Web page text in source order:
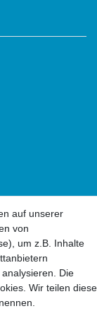
auf unserer
von
um z.B. Inhalte
Die
Wir teilen diese